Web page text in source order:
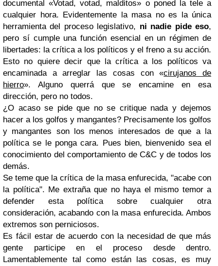
documental «Votad, votad, malditos» o poned la tele a
cualquier hora. Evidentemente la masa no es la única
herramienta del proceso legislativo, ni nadie pide eso,
pero sí cumple una función esencial en un régimen de
libertades: la crítica a los políticos y el freno a su acción.
Esto no quiere decir que la crítica a los políticos va
encaminada a arreglar las cosas con «cirujanos de
hierro». Alguno querrá que se encamine en esa
dirección, pero no todos.
¿O acaso se pide que no se critique nada y dejemos
hacer a los golfos y mangantes? Precisamente los golfos
y mangantes son los menos interesados de que a la
política se le ponga cara. Pues bien, bienvenido sea el
conocimiento del comportamiento de C&C y de todos los
demás.
Se teme que la crítica de la masa enfurecida, "acabe con
la política". Me extraña que no haya el mismo temor a
defender esta política sobre cualquier otra
consideración, acabando con la masa enfurecida. Ambos
extremos son perniciosos.
Es fácil estar de acuerdo con la necesidad de que más
gente participe en el proceso desde dentro.
Lamentablemente tal como están las cosas, es muy